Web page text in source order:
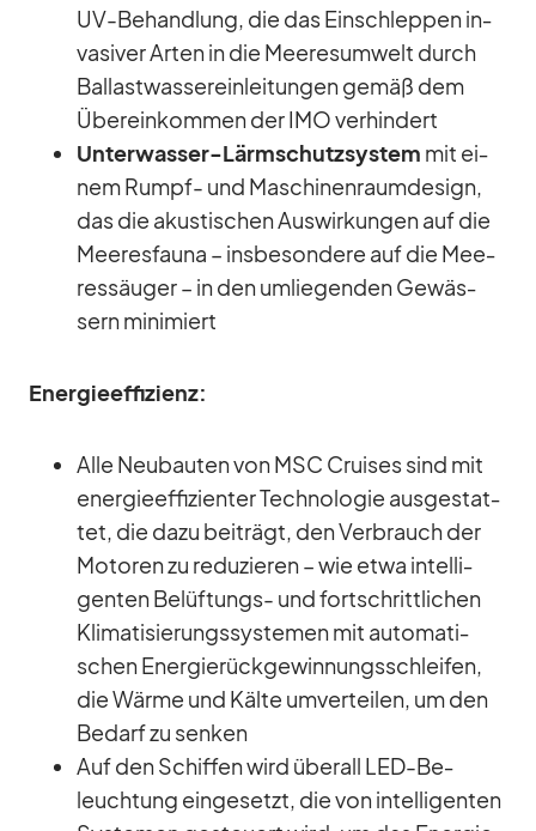
UV-Be­hand­lung, die das Ein­schlep­pen in­
va­si­ver Ar­ten in die Mee­res­um­welt durch
Bal­last­was­ser­ein­lei­tun­gen ge­mäß dem
Über­ein­kom­men der IMO ver­hin­dert
Un­ter­was­ser-Lärm­schutz­sys­tem mit ei­
nem Rumpf- und Ma­schi­nen­raum­de­sign,
das die akus­ti­schen Aus­wir­kun­gen auf die
Mee­res­fauna – ins­be­son­dere auf die Mee­
res­säu­ger – in den um­lie­gen­den Ge­wäs­
sern mi­ni­miert
En­er­gie­ef­fi­zi­enz:
Alle Neu­bau­ten von MSC Crui­ses sind mit
en­er­gie­ef­fi­zi­en­ter Tech­no­lo­gie aus­ge­stat­
tet, die dazu bei­trägt, den Ver­brauch der
Mo­to­ren zu re­du­zie­ren – wie etwa in­tel­li­
gen­ten Be­lüf­tungs- und fort­schritt­li­chen
Kli­ma­ti­sie­rungs­sys­te­men mit au­to­ma­ti­
schen En­er­gie­rück­ge­win­nungs­schlei­fen,
die Wärme und Kälte um­ver­tei­len, um den
Be­darf zu sen­ken
Auf den Schif­fen wird über­all LED-Be­
leuch­tung ein­ge­setzt, die von in­tel­li­gen­ten